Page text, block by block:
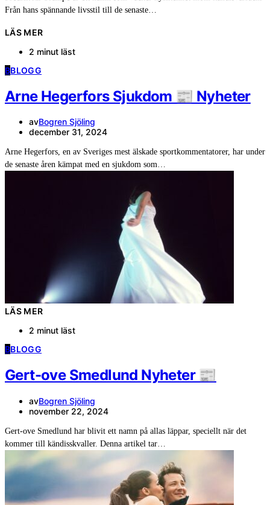
Från hans spännande livsstil till de senaste…
LÄS MER
2 minut läst
BBLOGG
Arne Hegerfors Sjukdom 📰 Nyheter
avBogren Sjöling
december 31, 2024
Arne Hegerfors, en av Sveriges mest älskade sportkommentatorer, har under
de senaste åren kämpat med en sjukdom som…
LÄS MER
2 minut läst
BBLOGG
Gert-ove Smedlund Nyheter 📰
avBogren Sjöling
november 22, 2024
Gert-ove Smedlund har blivit ett namn på allas läppar, speciellt när det
kommer till kändisskvaller. Denna artikel tar…